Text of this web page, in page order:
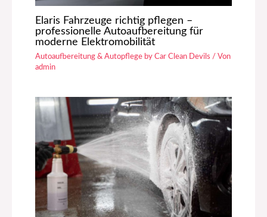
Elaris Fahrzeuge richtig pflegen –
professionelle Autoaufbereitung für
moderne Elektromobilität
Autoaufbereitung & Autopflege by Car Clean Devils / Von
admin